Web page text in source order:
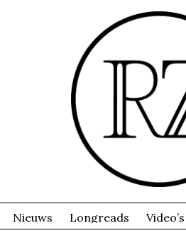
Nieuws Longreads Video’s